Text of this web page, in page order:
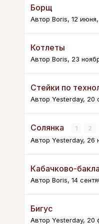
Борщ
Автор Boris, 12 июня,
Котлеты
Автор Boris, 23
Стейки по
Автор Yesterday, 20
Солянка 1 2
Автор Yesterday, 26
Кабачково-
Автор Boris, 14
Бигус
Автор Yesterday, 20